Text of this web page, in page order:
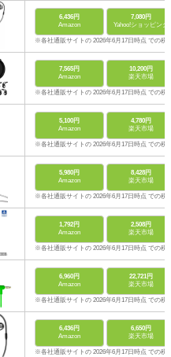
6,436円
Amazon
7,080円
Yahoo!ショッピング
※各社通販サイトの 2026年6月17日時点 での税
7,565円
Amazon
10,200円
楽天市場
※各社通販サイトの 2026年6月17日時点 での税
5,100円
Amazon
4,780円
楽天市場
※各社通販サイトの 2026年6月17日時点 での税
5,980円
Amazon
8,428円
楽天市場
※各社通販サイトの 2026年6月17日時点 での税
1,792円
Amazon
2,508円
楽天市場
※各社通販サイトの 2026年6月17日時点 での税
6,960円
Amazon
22,721円
楽天市場
※各社通販サイトの 2026年6月17日時点 での税
6,436円
Amazon
6,650円
楽天市場
※各社通販サイトの 2026年6月17日時点 での税